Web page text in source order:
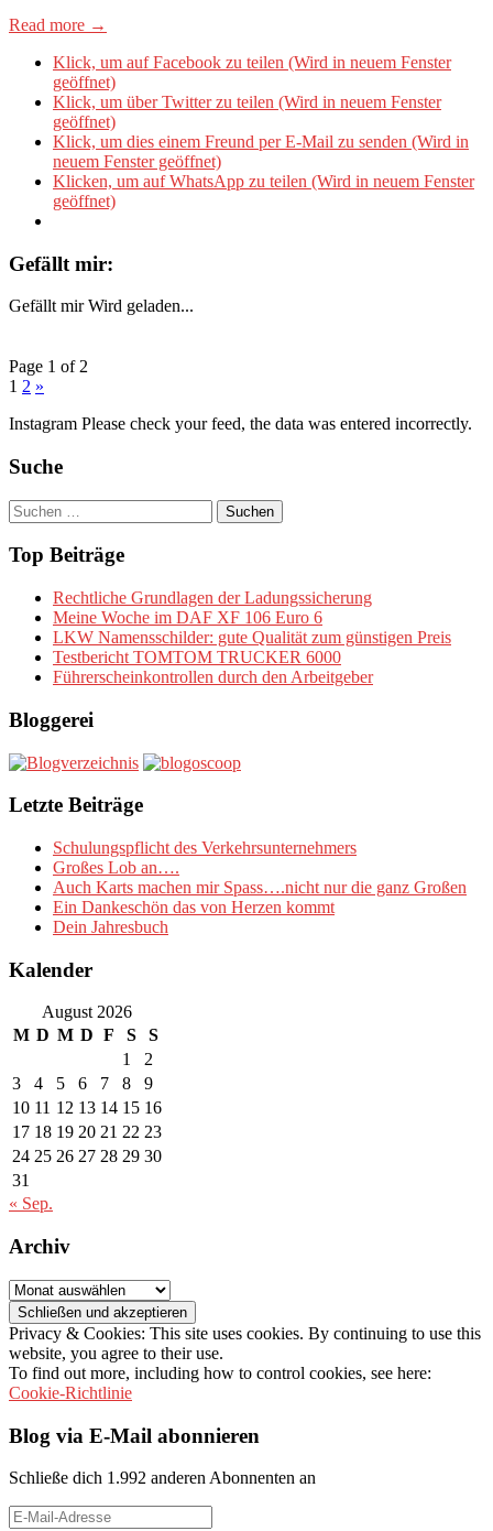
Read more →
Klick, um auf Facebook zu teilen (Wird in neuem Fenster
geöffnet)
Klick, um über Twitter zu teilen (Wird in neuem Fenster
geöffnet)
Klick, um dies einem Freund per E-Mail zu senden (Wird in
neuem Fenster geöffnet)
Klicken, um auf WhatsApp zu teilen (Wird in neuem Fenster
geöffnet)
Gefällt mir:
Gefällt mir Wird geladen...
Page 1 of 2
1 2 »
Instagram Please check your feed, the data was entered incorrectly.
Suche
Suchen
nach:
Top Beiträge
Rechtliche Grundlagen der Ladungssicherung
Meine Woche im DAF XF 106 Euro 6
LKW Namensschilder: gute Qualität zum günstigen Preis
Testbericht TOMTOM TRUCKER 6000
Führerscheinkontrollen durch den Arbeitgeber
Bloggerei
Letzte Beiträge
Schulungspflicht des Verkehrsunternehmers
Großes Lob an….
Auch Karts machen mir Spass….nicht nur die ganz Großen
Ein Dankeschön das von Herzen kommt
Dein Jahresbuch
Kalender
August 2026
M D M D F S
S
1
2
3
4 5 6 7 8
9
10 11 12 13 14 15 16
17 18 19 20 21 22 23
24 25 26 27 28 29 30
31
« Sep.
Archiv
Archiv
Privacy & Cookies: This site uses cookies. By continuing to use this
website, you agree to their use.
To find out more, including how to control cookies, see here:
Cookie-Richtlinie
Blog via E-Mail abonnieren
Schließe dich 1.992 anderen Abonnenten an
E-